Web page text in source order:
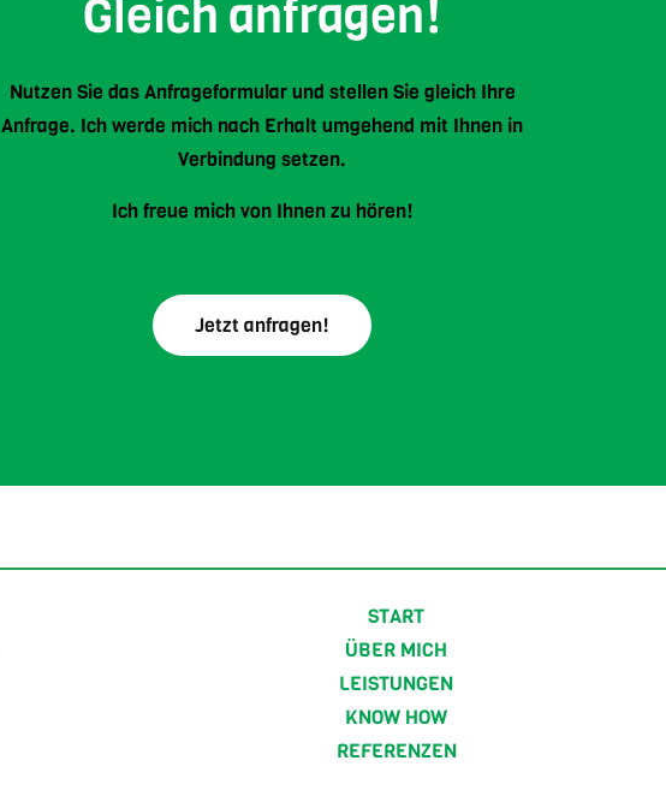
Gleich anfragen!
Nutzen Sie das Anfrageformular und stellen Sie gleich Ihre
Anfrage. Ich werde mich nach Erhalt umgehend mit Ihnen in
Verbindung setzen.
Ich freue mich von Ihnen zu hören!
Jetzt anfragen!
START
ÜBER MICH
LEISTUNGEN
KNOW HOW
REFERENZEN